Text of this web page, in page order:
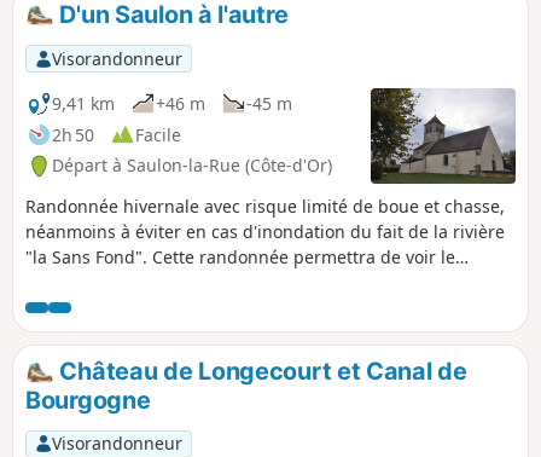
D'un Saulon à l'autre
Visorandonneur
9,41 km
+46 m
-45 m
2h 50
Facile
Départ à Saulon-la-Rue (Côte-d'Or)
Randonnée hivernale avec risque limité de boue et chasse,
néanmoins à éviter en cas d'inondation du fait de la rivière
"la Sans Fond". Cette randonnée permettra de voir le
avec ses 2 tourelles, et de longer une partie de la rivière "la
Sans Fond" avec le moulin de Saulon-la-Chapelle. Problème
de propriété privée, modification d'itinéraire en cours
d'étudeChâteau de Longecourt et Canal de
Bourgogne
Visorandonneur